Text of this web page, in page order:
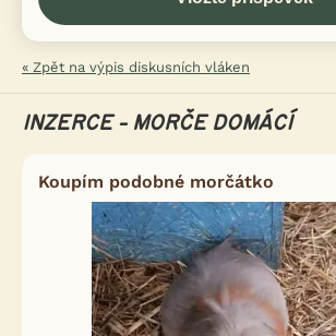
« Zpět na výpis diskusních vláken
INZERCE - MORČE DOMÁCÍ
Koupím podobné morčátko